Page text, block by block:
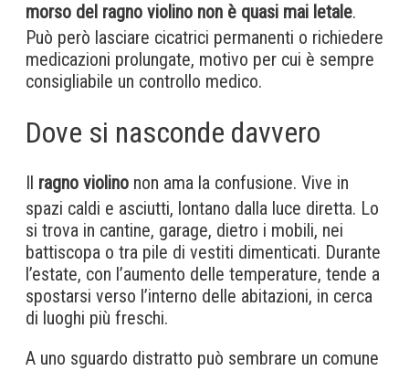
morso del ragno violino non è quasi mai letale.
Può però lasciare cicatrici permanenti o richiedere
medicazioni prolungate, motivo per cui è sempre
consigliabile un controllo medico.
Dove si nasconde davvero
Il ragno violino non ama la confusione. Vive in
spazi caldi e asciutti, lontano dalla luce diretta. Lo
si trova in cantine, garage, dietro i mobili, nei
battiscopa o tra pile di vestiti dimenticati. Durante
l’estate, con l’aumento delle temperature, tende a
spostarsi verso l’interno delle abitazioni, in cerca
di luoghi più freschi.
A uno sguardo distratto può sembrare un comune